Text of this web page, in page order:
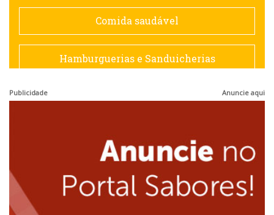
Espanhola
Francesa
Japonesa e Oriental
Lanchonetes
Comida saudável
Hamburguerias e Sanduicherias
Publicidade Anuncie aqui